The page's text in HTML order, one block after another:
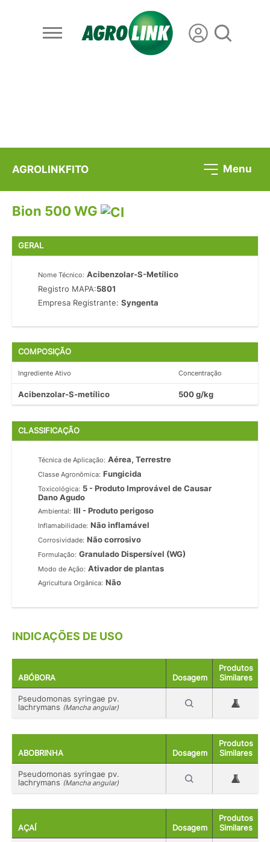
AGROLINKFITO Menu
Bion 500 WG
GERAL
Nome Técnico: Acibenzolar-S-Metílico
Registro MAPA:5801
Empresa Registrante:Syngenta
COMPOSIÇÃO
Ingrediente Ativo Concentração
Acibenzolar-S-metílico 500 g/kg
CLASSIFICAÇÃO
Técnica de Aplicação: Aérea, Terrestre
Classe Agronômica: Fungicida
Toxicológica: 5 - Produto Improvável de Causar
Dano Agudo
Ambiental: III - Produto perigoso
Inflamabilidade: Não inflamável
Corrosividade: Não corrosivo
Formulação: Granulado Dispersível (WG)
Modo de Ação: Ativador de plantas
Agricultura Orgânica: Não
INDICAÇÕES DE USO
ABÓBORA Dosagem
Produtos
Similares
Pseudomonas syringae pv.
lachrymans (Mancha angular)
ABOBRINHA Dosagem
Produtos
Similares
Pseudomonas syringae pv.
lachrymans (Mancha angular)
AÇAÍ Dosagem
Produtos
Similares